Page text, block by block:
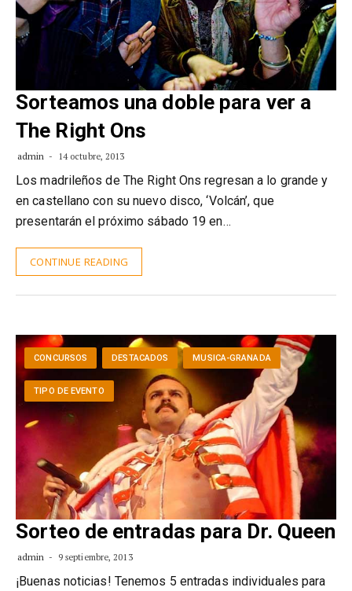
Sorteamos una doble para ver a
The Right Ons
admin 14 octubre, 2013
Los madrileños de The Right Ons regresan a lo grande y
en castellano con su nuevo disco, ‘Volcán’, que
presentarán el próximo sábado 19 en…
CONTINUE READING
CONCURSOS DESTACADOS MUSICA-GRANADA
TIPO DE EVENTO
Sorteo de entradas para Dr. Queen
admin 9 septiembre, 2013
¡Buenas noticias! Tenemos 5 entradas individuales para